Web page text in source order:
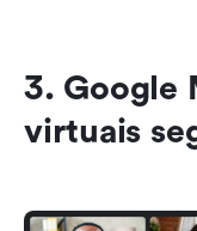
3. Google
virtuais